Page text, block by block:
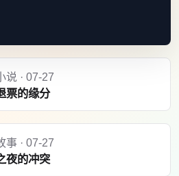
说 · 07-27
票的缘分
事 · 07-27
夜的冲突